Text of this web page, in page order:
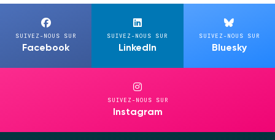
SUIVEZ-NOUS SUR
Facebook
SUIVEZ-NOUS SUR
LinkedIn
SUIVEZ-NOUS SUR
Bluesky
SUIVEZ-NOUS SUR
Instagram